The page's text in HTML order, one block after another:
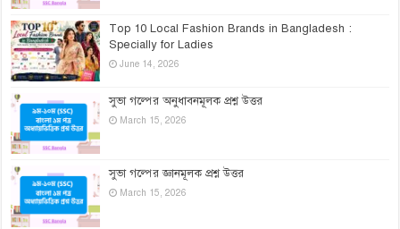
Top 10 Local Fashion Brands in Bangladesh :
Specially for Ladies
June 14, 2026
সুভা গল্পের অনুধাবনমূলক প্রশ্ন উত্তর
March 15, 2026
সুভা গল্পের জ্ঞানমূলক প্রশ্ন উত্তর
March 15, 2026